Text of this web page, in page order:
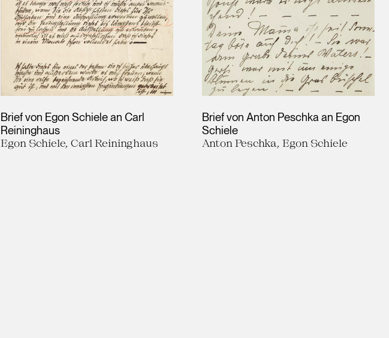
Brief von Egon Schiele an Carl
Reininghaus
Egon Schiele, Carl Reininghaus
Brief von Anton Peschka an Egon
Schiele
Anton Peschka, Egon Schiele